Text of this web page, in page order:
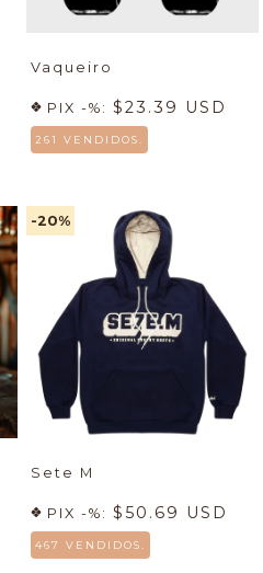
Vaqueiro
PIX -%: $23.39 USD
261 VENDIDOS.
-20%
Sete M
PIX -%: $50.69 USD
467 VENDIDOS.